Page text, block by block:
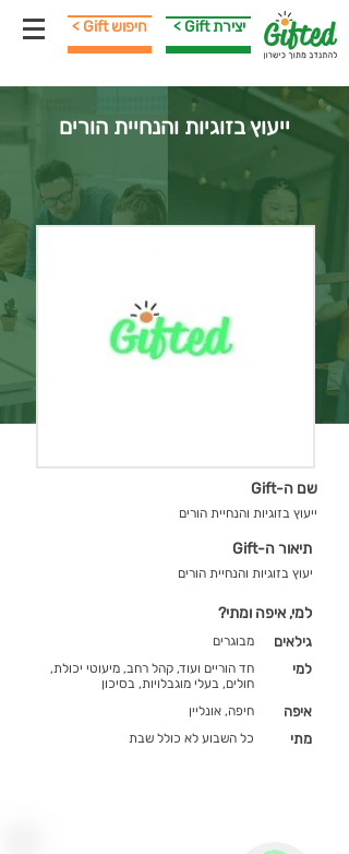
< Gift חיפוש < Gift יצירת
ייעוץ בזוגיות והנחיית הורים
שם ה-Gift
ייעוץ בזוגיות והנחיית הורים
תיאור ה-Gift
יעוץ בזוגיות והנחיית הורים
למי, איפה ומתי?
מבוגרים גילאים
חד הוריים ועוד, קהל רחב, מיעוטי יכולת,
חולים, בעלי מוגבלויות, בסיכון
למי
חיפה, אונליין איפה
כל השבוע לא כולל שבת מתי